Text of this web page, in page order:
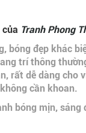
của Tranh Phong
bóng đẹp khác
trí thông
rất dễ dàng cho
cần khoan.
bóng mịn, sáng